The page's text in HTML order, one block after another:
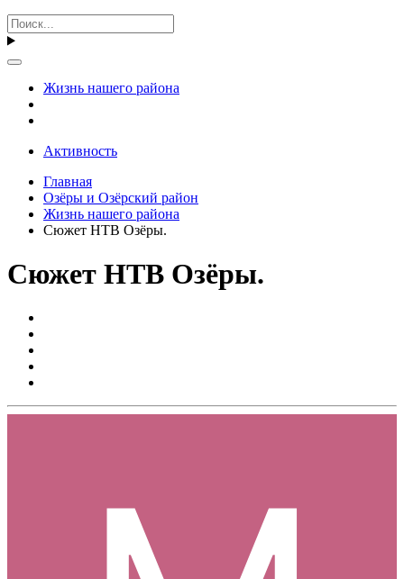
Жизнь нашего района
Активность
Главная
Озёры и Озёрский район
Жизнь нашего района
Сюжет НТВ Озёры.
Сюжет НТВ Озёры.